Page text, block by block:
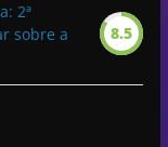
2ª
sobre a
8.5